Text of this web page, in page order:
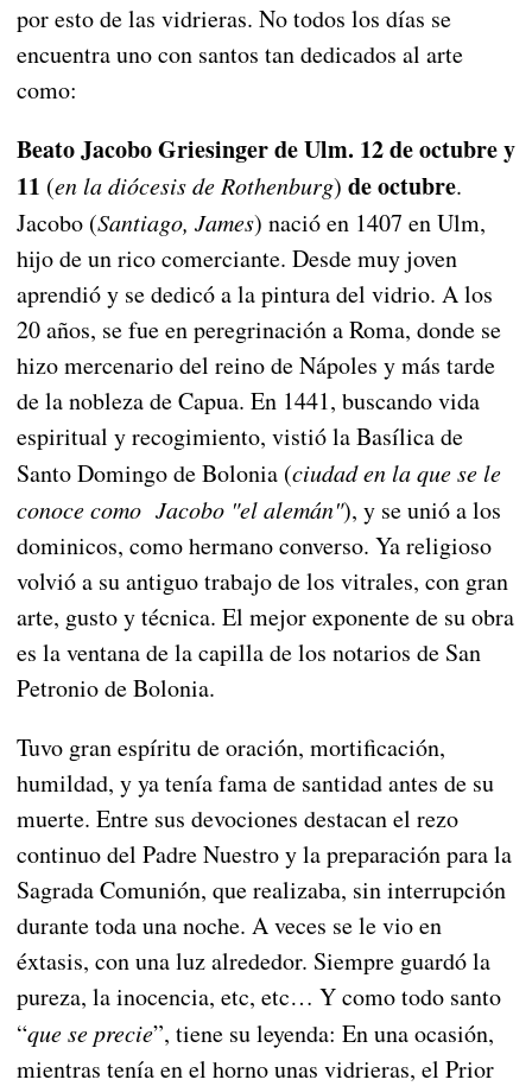
por esto de las vidrieras. No todos los días se
encuentra uno con santos tan dedicados al arte
como:
Beato Jacobo Griesinger de Ulm. 12 de octubre y
11 (en la diócesis de Rothenburg) de octubre.
Jacobo (Santiago, James) nació en 1407 en Ulm,
hijo de un rico comerciante. Desde muy joven
aprendió y se dedicó a la pintura del vidrio. A los
20 años, se fue en peregrinación a Roma, donde se
hizo mercenario del reino de Nápoles y más tarde
de la nobleza de Capua. En 1441, buscando vida
espiritual y recogimiento, vistió la Basílica de
Santo Domingo de Bolonia (ciudad en la que se le
conoce como Jacobo "el alemán"), y se unió a los
dominicos, como hermano converso. Ya religioso
volvió a su antiguo trabajo de los vitrales, con gran
arte, gusto y técnica. El mejor exponente de su obra
es la ventana de la capilla de los notarios de San
Petronio de Bolonia.
Tuvo gran espíritu de oración, mortificación,
humildad, y ya tenía fama de santidad antes de su
muerte. Entre sus devociones destacan el rezo
continuo del Padre Nuestro y la preparación para la
Sagrada Comunión, que realizaba, sin interrupción
durante toda una noche. A veces se le vio en
éxtasis, con una luz alrededor. Siempre guardó la
pureza, la inocencia, etc, etc… Y como todo santo
“que se precie”, tiene su leyenda: En una ocasión,
mientras tenía en el horno unas vidrieras, el Prior